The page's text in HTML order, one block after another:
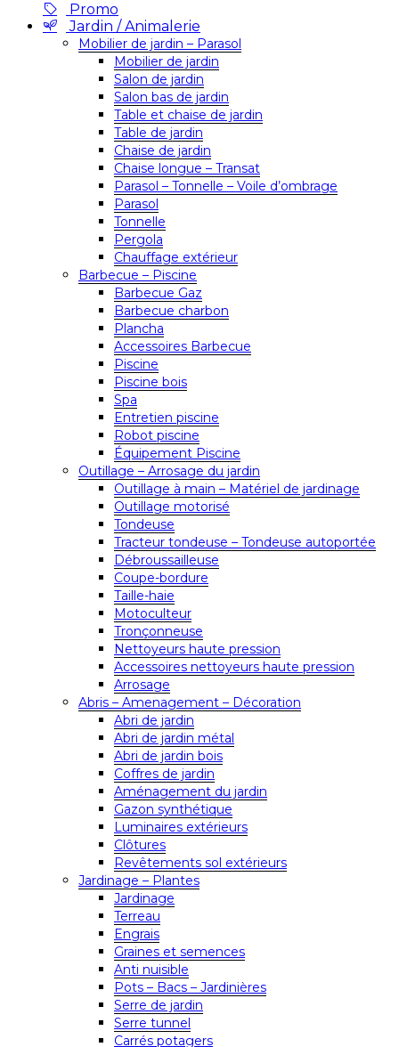
Promo
Jardin / Animalerie
Mobilier de jardin – Parasol
Mobilier de jardin
Salon de jardin
Salon bas de jardin
Table et chaise de jardin
Table de jardin
Chaise de jardin
Chaise longue – Transat
Parasol – Tonnelle – Voile d’ombrage
Parasol
Tonnelle
Pergola
Chauffage extérieur
Barbecue – Piscine
Barbecue Gaz
Barbecue charbon
Plancha
Accessoires Barbecue
Piscine
Piscine bois
Spa
Entretien piscine
Robot piscine
Équipement Piscine
Outillage – Arrosage du jardin
Outillage à main – Matériel de jardinage
Outillage motorisé
Tondeuse
Tracteur tondeuse – Tondeuse autoportée
Débroussailleuse
Coupe-bordure
Taille-haie
Motoculteur
Tronçonneuse
Nettoyeurs haute pression
Accessoires nettoyeurs haute pression
Arrosage
Abris – Amenagement – Décoration
Abri de jardin
Abri de jardin métal
Abri de jardin bois
Coffres de jardin
Aménagement du jardin
Gazon synthétique
Luminaires extérieurs
Clôtures
Revêtements sol extérieurs
Jardinage – Plantes
Jardinage
Terreau
Engrais
Graines et semences
Anti nuisible
Pots – Bacs – Jardinières
Serre de jardin
Serre tunnel
Carrés potagers